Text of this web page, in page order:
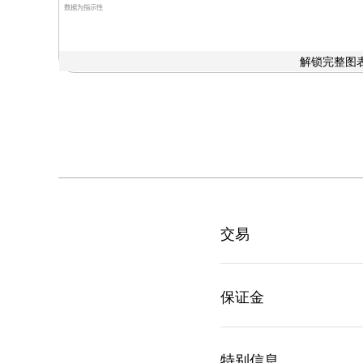
数据为指示性
解锁完整图